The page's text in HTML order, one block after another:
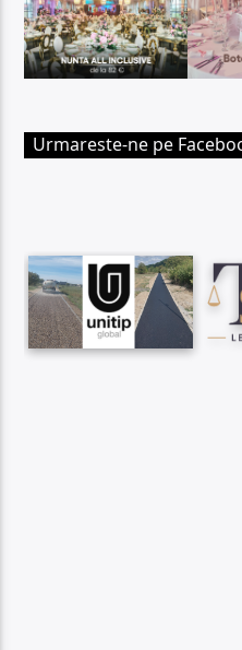
Urmareste-ne pe